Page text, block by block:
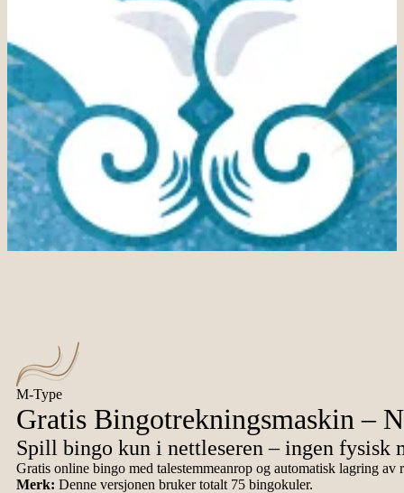
M-Type
Gratis Bingotrekningsmaskin –
Spill bingo kun i nettleseren – ingen fysisk
Gratis online bingo med talestemmeanrop og automatisk lagring
Merk: Denne versjonen bruker totalt 75 bingokuler.